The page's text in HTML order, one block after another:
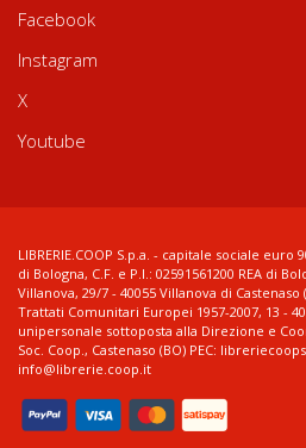
Facebook
Instagram
X
Youtube
LIBRERIE.COOP S.p.a. - capitale sociale
di Bologna, C.F. e P.I.: 02591561200 REA di
Villanova, 29/7 - 40055 Villanova di Castenaso
Trattati Comunitari Europei 1957-2007, 13 -
unipersonale sottoposta alla Direzione e
Soc. Coop., Castenaso (BO) PEC:
info@librerie.coop.it